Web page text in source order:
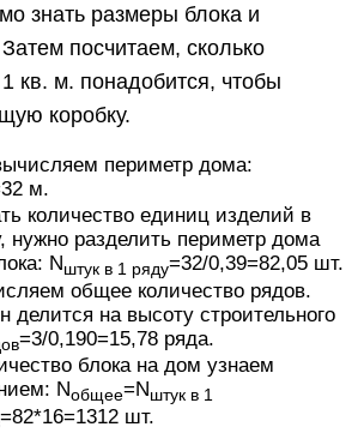
знать размеры блока и
посчитаем, сколько
кв. м. понадобится, чтобы
коробку.
периметр дома:
м.
количество единиц изделий в
нужно разделить периметр дома
Nштук в 1 ряду=32/0,39=82,05 шт.
общее количество рядов.
делится на высоту строительного
=3/0,190=15,78 ряда.
блока на дом узнаем
Nобщее=Nштук в 1
=82*16=1312 шт.